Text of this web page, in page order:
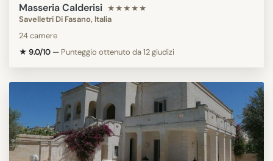
Masseria Calderisi ★★★★★
Savelletri Di Fasano, Italia
24 camere
★ 9.0/10 — Punteggio ottenuto da 12 giudizi